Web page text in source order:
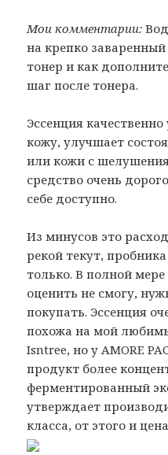
Мои комментарии:
на крепко
тонер и как
шаг после тонера.
Эссенция
кожу, улучшает
или кожи с
средство очень
себе доступно.
Из минусов это
рекой текут,
только. В полной
оценить не смогу,
покупать. Эссенция
похожа на мой
Isntree, но у AMORE
продукт более
ферментированный
утверждает
класса, от этого и